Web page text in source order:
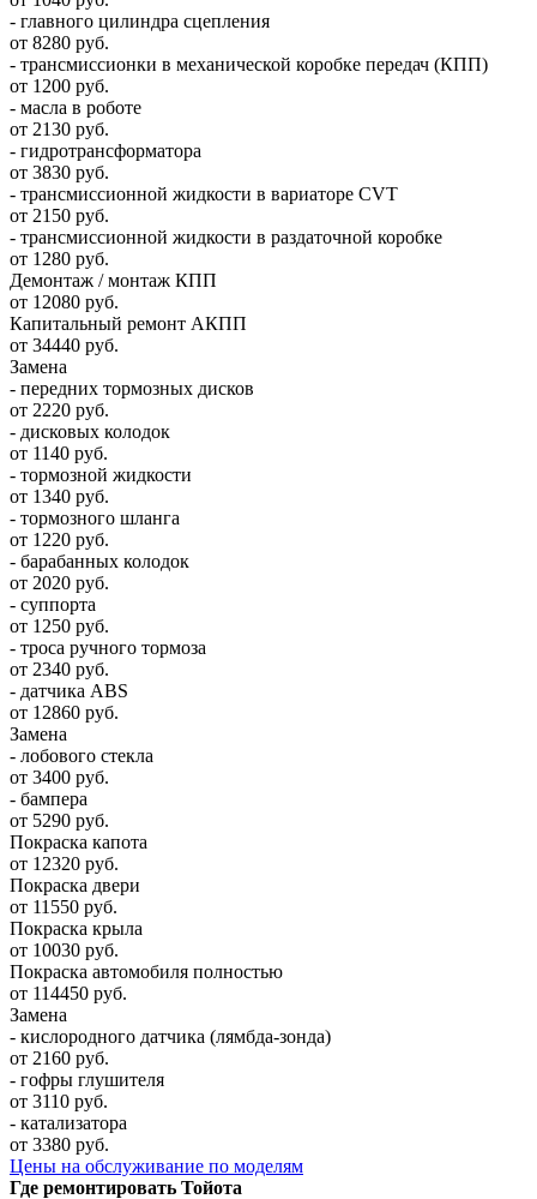
- главного цилиндра сцепления
от 8280 руб.
- трансмиссионки в механической коробке передач (КПП)
от 1200 руб.
- масла в роботе
от 2130 руб.
- гидротрансформатора
от 3830 руб.
- трансмиссионной жидкости в вариаторе CVT
от 2150 руб.
- трансмиссионной жидкости в раздаточной коробке
от 1280 руб.
Демонтаж / монтаж КПП
от 12080 руб.
Капитальный ремонт АКПП
от 34440 руб.
Замена
- передних тормозных дисков
от 2220 руб.
- дисковых колодок
от 1140 руб.
- тормозной жидкости
от 1340 руб.
- тормозного шланга
от 1220 руб.
- барабанных колодок
от 2020 руб.
- суппорта
от 1250 руб.
- троса ручного тормоза
от 2340 руб.
- датчика ABS
от 12860 руб.
Замена
- лобового стекла
от 3400 руб.
- бампера
от 5290 руб.
Покраска капота
от 12320 руб.
Покраска двери
от 11550 руб.
Покраска крыла
от 10030 руб.
Покраска автомобиля полностью
от 114450 руб.
Замена
- кислородного датчика (лямбда-зонда)
от 2160 руб.
- гофры глушителя
от 3110 руб.
- катализатора
от 3380 руб.
Цены на обслуживание по моделям
Где ремонтировать Тойота